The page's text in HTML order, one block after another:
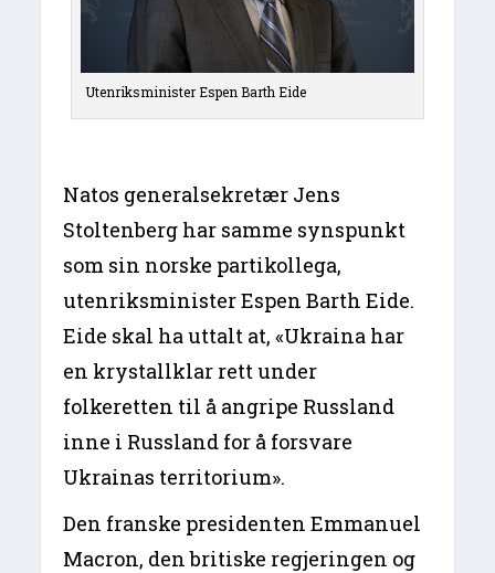
Utenriksminister Espen Barth Eide
Natos generalsekretær Jens
Stoltenberg har samme synspunkt
som sin norske partikollega,
utenriksminister Espen Barth Eide.
Eide skal ha uttalt at, «Ukraina har
en krystallklar rett under
folkeretten til å angripe Russland
inne i Russland for å forsvare
Ukrainas territorium».
Den franske presidenten Emmanuel
Macron, den britiske regjeringen og